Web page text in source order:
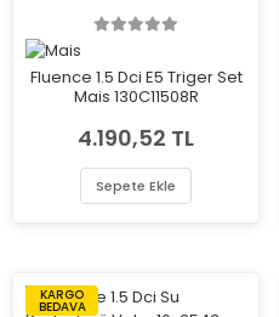
Fluence 1.5 Dci E5 Triger Set
Mais 130C11508R
4.190,52 TL
Sepete Ekle
KARGO
BEDAVA